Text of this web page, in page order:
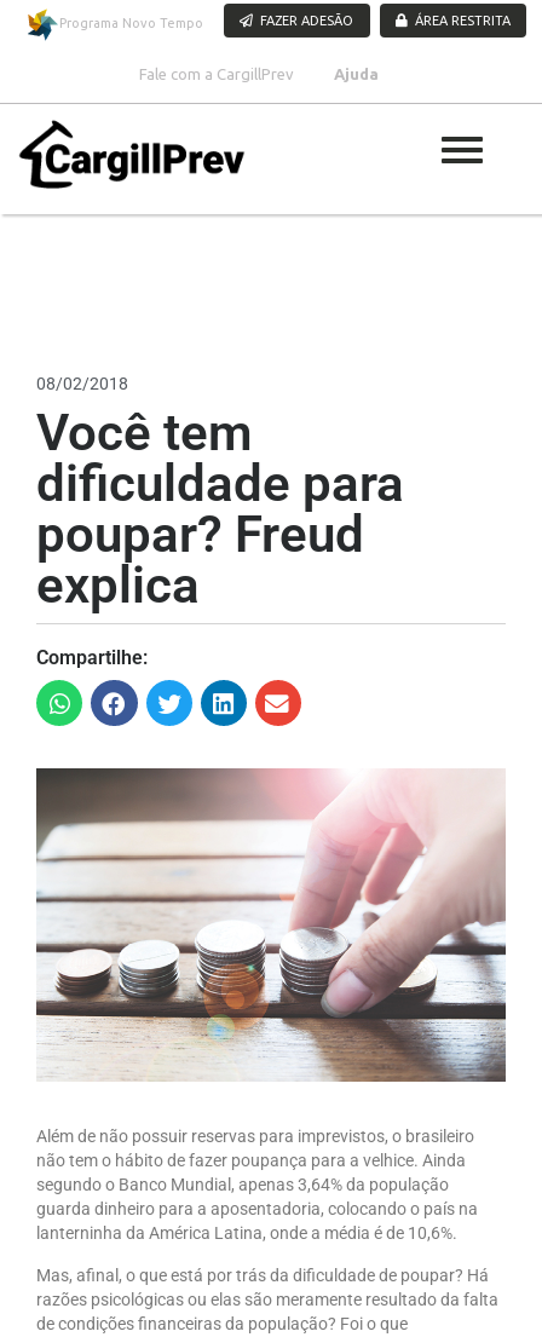
Pular para o conteúdo
Programa Novo Tempo FAZER ADESÃO ÁREA RESTRITA
Fale com a CargillPrev Ajuda
08/02/2018
Você tem
dificuldade para
poupar? Freud
explica
Compartilhe:
Além de não possuir reservas para imprevistos, o brasileiro
não tem o hábito de fazer poupança para a velhice. Ainda
segundo o Banco Mundial, apenas 3,64% da população
guarda dinheiro para a aposentadoria, colocando o país na
lanterninha da América Latina, onde a média é de 10,6%.
Mas, afinal, o que está por trás da dificuldade de poupar? Há
razões psicológicas ou elas são meramente resultado da falta
de condições financeiras da população? Foi o que